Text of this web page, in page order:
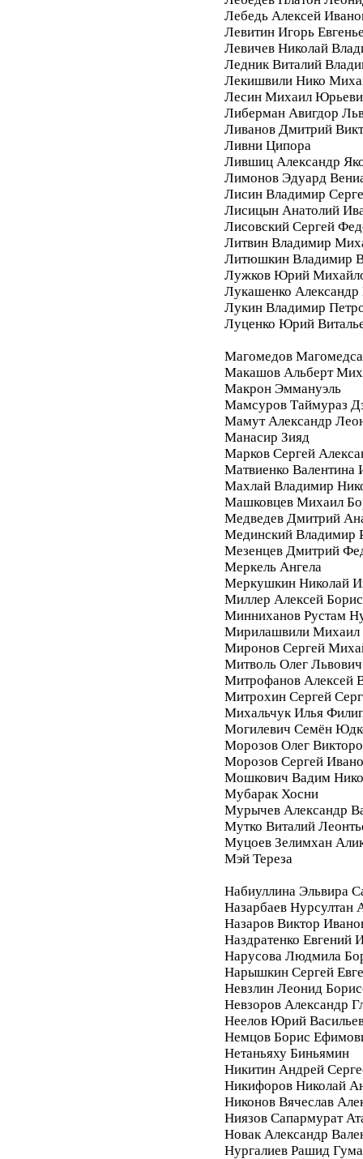
Лебедь Алексей
Левитин Игорь
Левичев Николай
Ледник Виталий
Лекишвили Нико
Лесин Михаил
Либерман Авигдор
Ливанов Дмитрий
Ливни Ципора
Лившиц Александр
Лимонов Эдуард
Лисин Владимир
Лисицын Анатолий
Лисовский Сергей
Литвин Владимир
Литюшкин Владимир
Лужков Юрий
Лукашенко Александр
Лукин Владимир
Луценко Юрий
Магомедов
Макашов Альберт
Макрон Эммануэль
Мамсуров Таймураз
Мамут Александр
Манасир Зияд
Марков Сергей
Матвиенко Валентина
Махлай Владимир
Машковцев Михаил
Медведев Дмитрий
Мединский Владимир
Мезенцев Дмитрий
Меркель Ангела
Меркушкин Николай
Миллер Алексей
Минниханов Рустам
Мирилашвили Михаил
Миронов Сергей
Митволь Олег Львович
Митрофанов Алексей
Митрохин Сергей
Михальчук Илья
Могилевич Семён
Морозов Олег
Морозов Сергей
Мошкович Вадим
Мубарак Хосни
Мурычев Александр
Мутко Виталий
Муцоев Зелимхан
Мэй Тереза
Набиуллина Эльвира
Назарбаев Нурсултан
Назаров Виктор
Наздратенко Евгений
Нарусова Людмила
Нарышкин Сергей
Невзлин Леонид
Невзоров Александр
Неелов Юрий
Немцов Борис
Нетаньяху Биньямин
Никитин Андрей
Никифоров Николай
Никонов Вячеслав
Ниязов Сапармурат
Новак Александр
Нургалиев Рашид